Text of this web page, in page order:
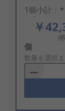
1個小計：*
￥
(
Add
to
Basket
個
数量を選択